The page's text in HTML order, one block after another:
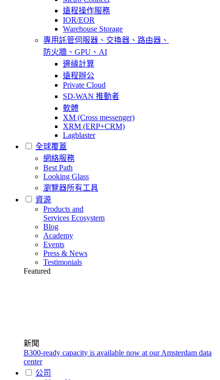
遠程操作服務
IOR/EOR
Warehouse Storage
專用託管伺服器、交換器、路由器、
防火牆、GPU、AI
邊緣計算
遠程辦公
Private Cloud
SD-WAN 推動者
軟體
XM (Cross messenger)
XRM (ERP+CRM)
Lagblaster
全球覆蓋
網絡服務
Best Path
Looking Glass
瀏覽器所有工具
資源
Products and
Services Ecosystem
Blog
Academy
Events
Press & News
Testimonials
Featured
新聞
B300-ready capacity is available now at our Amsterdam data
center
公司